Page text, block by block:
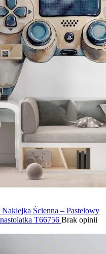
Ścienna – Pastelowy
T66756 Brak opinii